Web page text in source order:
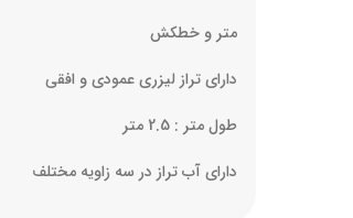
متر و خطکش
دارای تراز لیزری عمودی و افقی
طول متر : 2.5 متر
دارای آب تراز در سه زاویه مختلف